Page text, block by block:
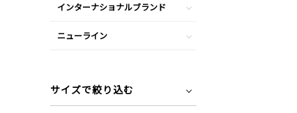
インターナショナルブランド
ニューライン
サイズで絞り込む